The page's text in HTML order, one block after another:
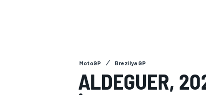
MotoGP Brezilya GP
ALDEGUER,